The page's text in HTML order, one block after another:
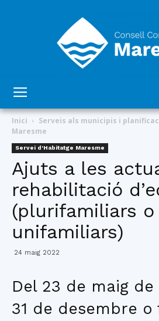
del
Inici Serveis als municipis i
Maresme
Servei d'Habitatge Maresme
Ajuts a les
rehabilitació
(plurifamiliars o
unifamiliars)
24 maig 2022
Del 23 de maig
31 de desembre o